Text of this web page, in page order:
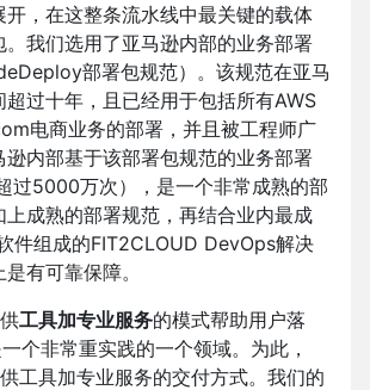
开，在这整条流水线中最关键的载体
。我们选用了亚马逊内部的业务部署
部署包规范）。该规范在亚马
过十年，且已经用于包括所有AWS
电商业务的部署，并且被工程师广
逊内部基于该部署包规范的业务部署
过5000万次），是一个非常成熟的部
上成熟的部署规范，再结合业内最成
件组成的FIT2CLOUD DevOps解决
有可靠保障。
工具加专业服务的模式帮助用户落
个非常重实践的一个领域。为此，
工具加专业服务的交付方式。我们的